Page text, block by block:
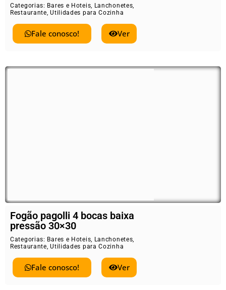
Categorias: Bares e Hoteis, Lanchonetes,
Restaurante,Utilidades para Cozinha
Fale conosco! Ver
Fogão pagolli 4 bocas baixa
pressão 30×30
Categorias: Bares e Hoteis, Lanchonetes,
Restaurante,Utilidades para Cozinha
Fale conosco! Ver